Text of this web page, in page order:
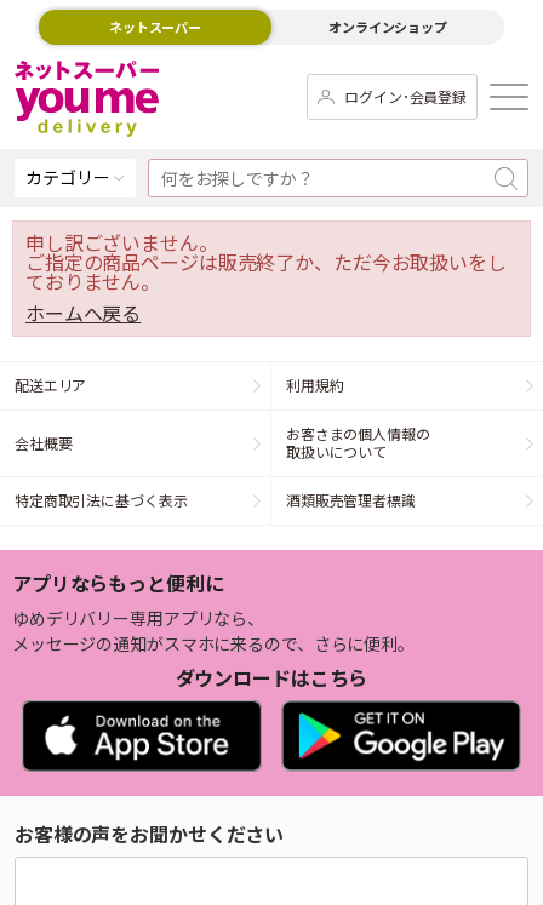
ネットスーパー オンラインショップ
ログイン･会員登録
カテゴリー
申し訳ございません。
ご指定の商品ページは販売終了か、ただ今お取扱いをし
ておりません。
ホームへ戻る
配送エリア 利用規約
会社概要
お客さまの個人情報の
取扱いについて
特定商取引法に基づく表示 酒類販売管理者標識
アプリならもっと便利に
ゆめデリバリー専用アプリなら、
メッセージの通知がスマホに来るので、さらに便利。
ダウンロードはこちら
お客様の声をお聞かせください